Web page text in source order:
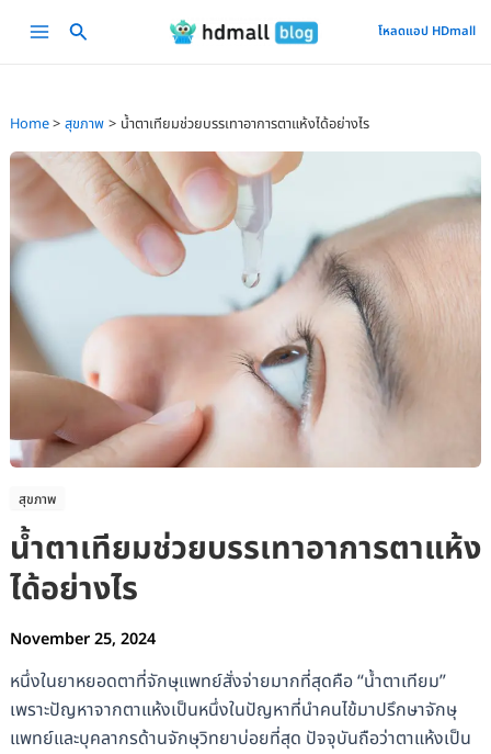
Main
โหลดแอป HDmall
Home สุขภาพ น้ำตาเทียมช่วยบรรเทาอาการตาแห้งได้อย่างไร
สุขภาพ
น้ำตาเทียมช่วยบรรเทาอาการตาแห้ง
ได้อย่างไร
November 25, 2024
หนึ่งในยาหยอดตาที่จักษุแพทย์สั่งจ่ายมากที่สุดคือ “น้ำตาเทียม”
เพราะปัญหาจากตาแห้งเป็นหนึ่งในปัญหาที่นำคนไข้มาปรึกษาจักษุ
แพทย์และบุคลากรด้านจักษุวิทยาบ่อยที่สุด ปัจจุบันถือว่าตาแห้งเป็น